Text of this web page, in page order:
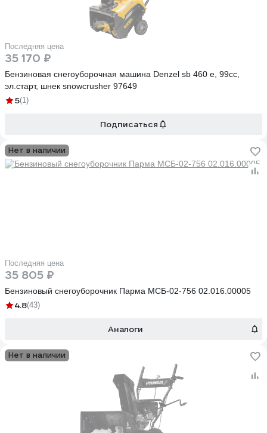
Последняя цена
35 170 ₽
Бензиновая снегоуборочная машина Denzel sb 460 e, 99cc,
эл.старт, шнек snowcrusher 97649
5(1)
Подписаться
Нет в наличии
Последняя цена
35 805 ₽
Бензиновый снегоуборочник Парма МСБ-02-756 02.016.00005
4.8(43)
Аналоги
Нет в наличии